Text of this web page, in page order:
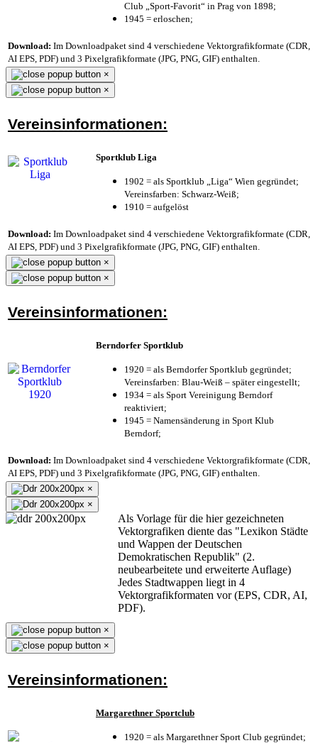
Club „Sport-Favorit“ in Prag von 1898;
1945 = erloschen;
Download: Im Downloadpaket sind 4 verschiedene Vektorgrafikformate (CDR,
AI EPS, PDF) und 3 Pixelgrafikformate (JPG, PNG, GIF) enthalten.
×
×
Vereinsinformationen:
Sportklub Liga
1902 = als Sportklub „Liga“ Wien gegründet;
Vereinsfarben: Schwarz-Weiß;
1910 = aufgelöst
Download: Im Downloadpaket sind 4 verschiedene Vektorgrafikformate (CDR,
AI EPS, PDF) und 3 Pixelgrafikformate (JPG, PNG, GIF) enthalten.
×
×
Vereinsinformationen:
Berndorfer Sportklub
1920 = als Berndorfer Sportklub gegründet;
Vereinsfarben: Blau-Weiß – später eingestellt;
1934 = als Sport Vereinigung Berndorf
reaktiviert;
1945 = Namensänderung in Sport Klub
Berndorf;
Download: Im Downloadpaket sind 4 verschiedene Vektorgrafikformate (CDR,
AI EPS, PDF) und 3 Pixelgrafikformate (JPG, PNG, GIF) enthalten.
×
×
Als Vorlage für die hier gezeichneten
Vektorgrafiken diente das "Lexikon Städte
und Wappen der Deutschen
Demokratischen Republik" (2.
neubearbeitete und erweiterte Auflage)
Jedes Stadtwappen liegt in 4
Vektorgrafikformaten vor (EPS, CDR, AI,
PDF).
×
×
Vereinsinformationen:
Margarethner Sportclub
1920 = als Margarethner Sport Club gegründet;